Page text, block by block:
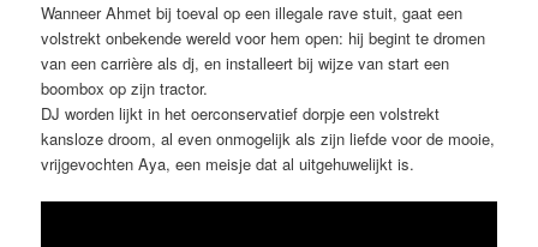
Wanneer Ahmet bij toeval op een illegale rave stuit, gaat een
volstrekt onbekende wereld voor hem open: hij begint te dromen
van een carrière als dj, en installeert bij wijze van start een
boombox op zijn tractor.
DJ worden lijkt in het oerconservatief dorpje een volstrekt
kansloze droom, al even onmogelijk als zijn liefde voor de mooie,
vrijgevochten Aya, een meisje dat al uitgehuwelijkt is.